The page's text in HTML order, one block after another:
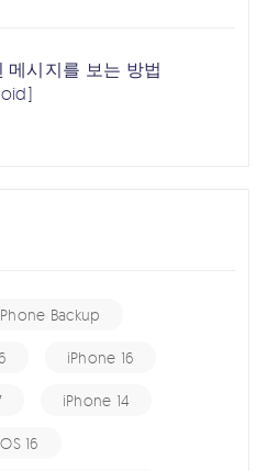
메시지를 보는 방법
Backup
iPhone 16
iPhone 14
16